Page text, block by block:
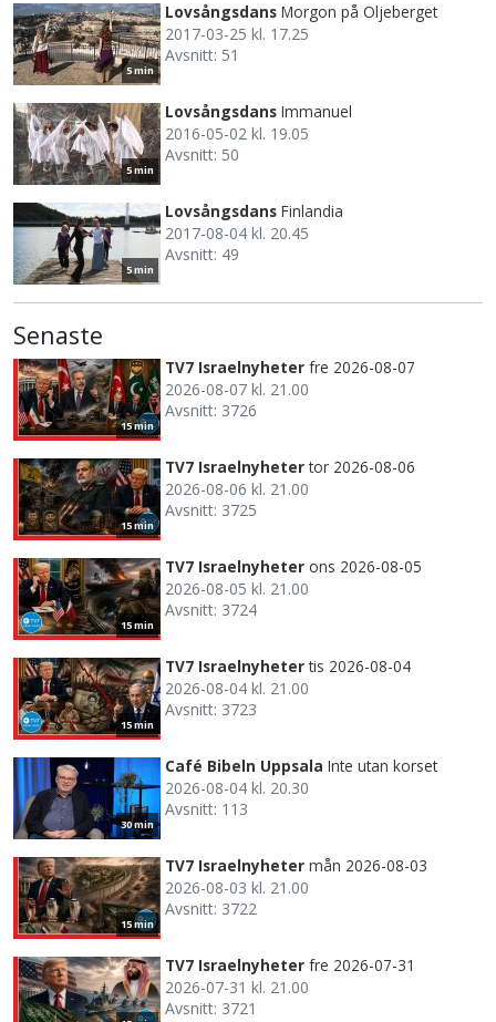
5 min
Lovsångsdans Morgon på Oljeberget
2017-03-25 kl. 17.25
Avsnitt: 51
5 min
Lovsångsdans Immanuel
2016-05-02 kl. 19.05
Avsnitt: 50
5 min
Lovsångsdans Finlandia
2017-08-04 kl. 20.45
Avsnitt: 49
Senaste
15 min
TV7 Israelnyheter fre 2026-08-07
2026-08-07 kl. 21.00
Avsnitt: 3726
15 min
TV7 Israelnyheter tor 2026-08-06
2026-08-06 kl. 21.00
Avsnitt: 3725
15 min
TV7 Israelnyheter ons 2026-08-05
2026-08-05 kl. 21.00
Avsnitt: 3724
15 min
TV7 Israelnyheter tis 2026-08-04
2026-08-04 kl. 21.00
Avsnitt: 3723
30 min
Café Bibeln Uppsala Inte utan korset
2026-08-04 kl. 20.30
Avsnitt: 113
15 min
TV7 Israelnyheter mån 2026-08-03
2026-08-03 kl. 21.00
Avsnitt: 3722
TV7 Israelnyheter fre 2026-07-31
2026-07-31 kl. 21.00
Avsnitt: 3721